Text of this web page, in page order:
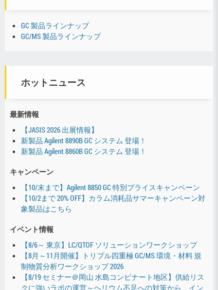
GC 製品ラインナップ
GC/MS 製品ラインナップ
ホットニュース
最新情報
【JASIS 2026 出展情報】
新製品 Agilent 8890B GC システム 登場！
新製品 Agilent 8860B GC システム 登場！
キャンペーン
【10/末まで】Agilent 8850 GC 特別プライスキャンペーン
【10/2まで 20% OFF】カラム消耗品サマーキャンペーン対
象製品はこちら
イベント情報
【8/6～ 東京】LC/QTOF ソリューションワークショップ
【8月～11月開催】トリプル四重極 GC/MS 環境・材料 規
制物質分析ワークショップ 2026
【8/19 セミナー＠岡山 水島コンビナート地区】供給リス
クに強いラボの運営～ヘリウム不足への対策から、イン